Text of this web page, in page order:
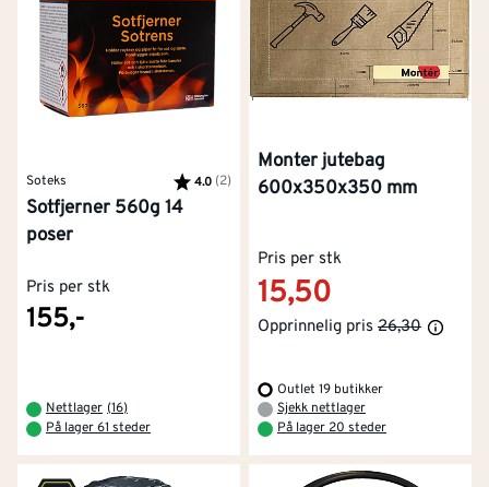
Soteks Karakter:
4.0 (2) av 5 mulige
Sotfjerner 560g 14
poser
Pris per stk
155,-
Nettlager (16)
På lager 61 steder
Monter jutebag
600x350x350 mm
Pris per stk
15,50
Opprinnelig pris 26,30
Outlet 19 butikker
Sjekk nettlager
På lager 20 steder